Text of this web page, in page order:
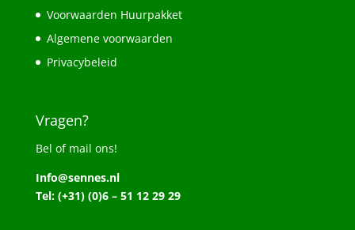
Voorwaarden Huurpakket
Algemene voorwaarden
Privacybeleid
Vragen?
Bel of mail ons!
Info@sennes.nl
Tel: (+31) (0)6 – 51 12 29 29